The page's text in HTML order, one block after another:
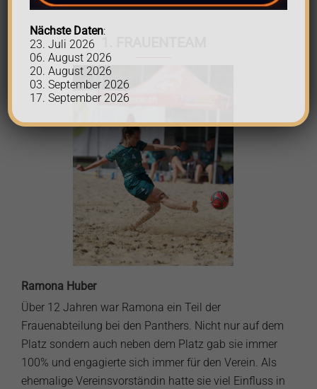
Ramona Huber
Über 12 Jahren war Ramona ein Teil der
Frauenabteilung bei den Panthers. Nicht nur auf dem
Platz sondern auch neben dem Platz gab sie immer
100% und engagierte sich immer für den Verein. Als
ehemalige Vereinsvorständin hatte sie viel Einfluss in
Nächste Daten:
23. Juli 2026
06. August 2026
20. August 2026
03. September 2026
17. September 2026